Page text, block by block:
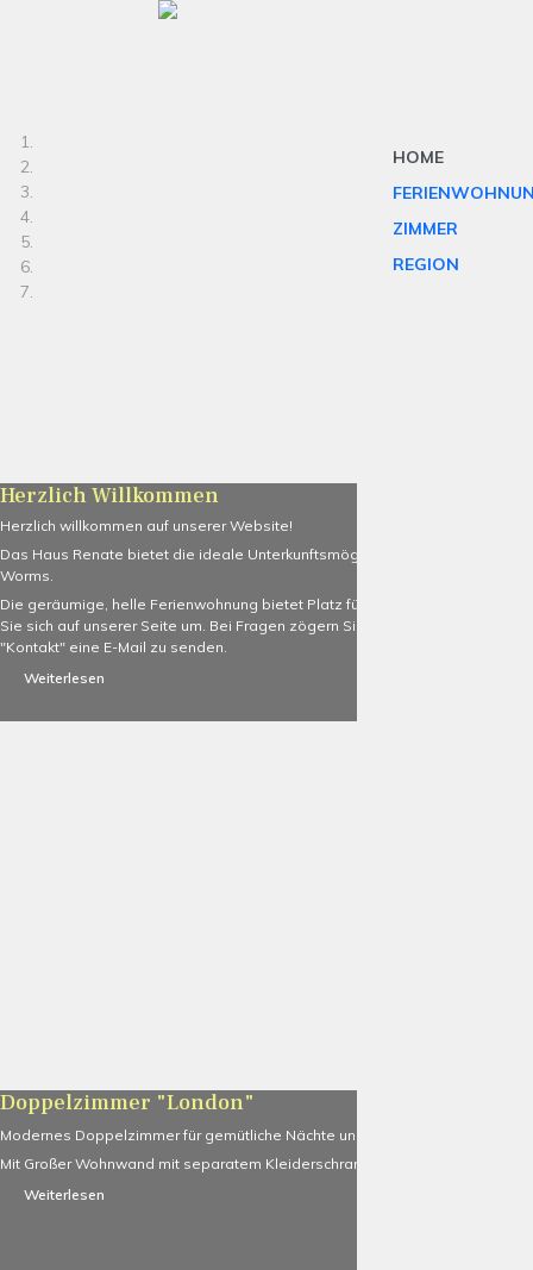
Herzlich Willkommen
Herzlich willkommen auf unserer Website!
Das Haus Renate bietet die ideale Unterkunftsmöglichkeit für Touristen in
Worms.
Die geräumige, helle Ferienwohnung bietet Platz für 2-5 Personen. Schauen
Sie sich auf unserer Seite um. Bei Fragen zögern Sie nicht, uns unter
"Kontakt" eine E-Mail zu senden.
Weiterlesen
Doppelzimmer "London"
Modernes Doppelzimmer für gemütliche Nächte und erholsamen Schlaf.
Mit Großer Wohnwand mit separatem Kleiderschrankteil.
Weiterlesen
HOME
ZIMMER
REGION